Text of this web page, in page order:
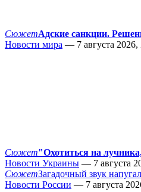
СюжетАдские санкции.
Новости мира — 7 августа 2026,
Сюжет"Охотиться на
Новости Украины — 7 августа
СюжетЗагадочный звук
Новости России — 7 августа